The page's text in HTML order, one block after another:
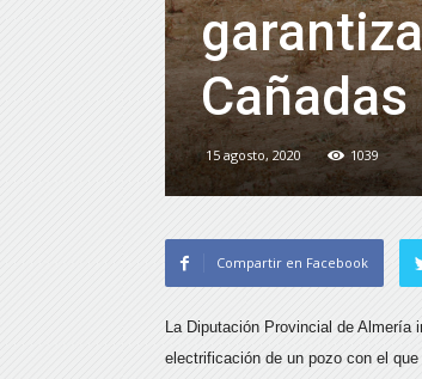
15 agosto, 2020 1039
Compartir en Facebook
La Diputación Provincial de Almería
electrificación de un pozo con el